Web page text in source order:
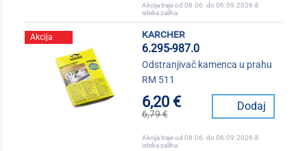
Akcija traje od 08.06. do 06.09.2026 ili
isteka zaliha
Akcija
karcher
6.295-987.0
Odstranjivač kamenca u prahu
RM 511
6,20 €
6,79 €
Dodaj
Akcija traje od 08.06. do 06.09.2026 ili
isteka zaliha